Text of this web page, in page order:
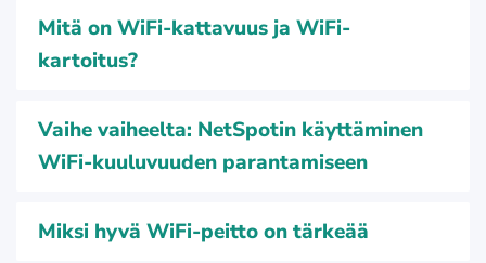
Mitä on WiFi-kattavuus ja WiFi-
kartoitus?
Vaihe vaiheelta: NetSpotin käyttäminen
WiFi-kuuluvuuden parantamiseen
Miksi hyvä WiFi-peitto on tärkeää